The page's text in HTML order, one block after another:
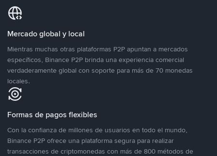
Mercado global y local
Mientras muchas otras plataformas P2P apuntan a mercados
específicos, Binance P2P brinda una experiencia comercial
verdaderamente global con soporte para más de 70 monedas
locales.
Formas de pagos flexibles
Con la confianza de millones de usuarios en todo el mundo,
Binance P2P ofrece una plataforma segura para realizar
transacciones de criptomonedas con más de 800 métodos de